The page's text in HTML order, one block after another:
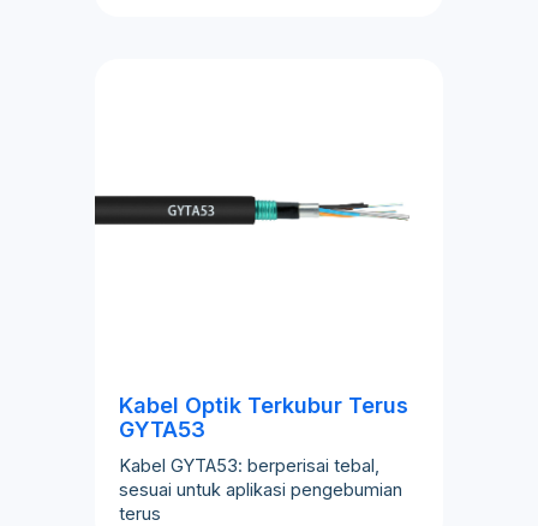
Kabel Optik Terkubur Terus
GYTA53
Kabel GYTA53: berperisai tebal,
sesuai untuk aplikasi pengebumian
terus